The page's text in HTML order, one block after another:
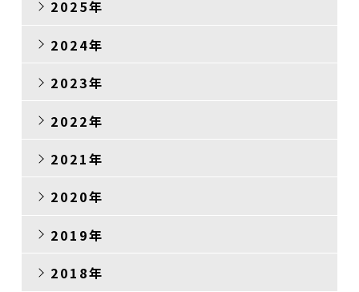
2025年
2024年
2023年
2022年
2021年
2020年
2019年
2018年